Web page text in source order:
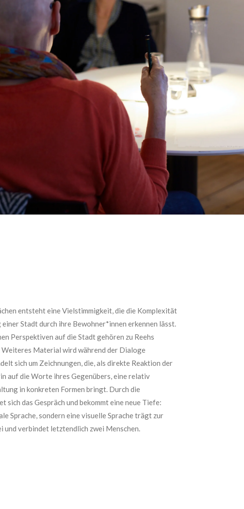
entsteht eine Vielstimmigkeit, die die Komplexität
einer Stadt durch ihre Bewohner*innen erkennen lässt.
Perspektiven auf die Stadt gehören zu Reehs
Material wird während der Dialoge
sich um Zeichnungen, die, als direkte Reaktion der
auf die Worte ihres Gegenübers, eine relativ
in konkreten Formen bringt. Durch die
sich das Gespräch und bekommt eine neue Tiefe:
Sprache, sondern eine visuelle Sprache trägt zur
und verbindet letztendlich zwei Menschen.